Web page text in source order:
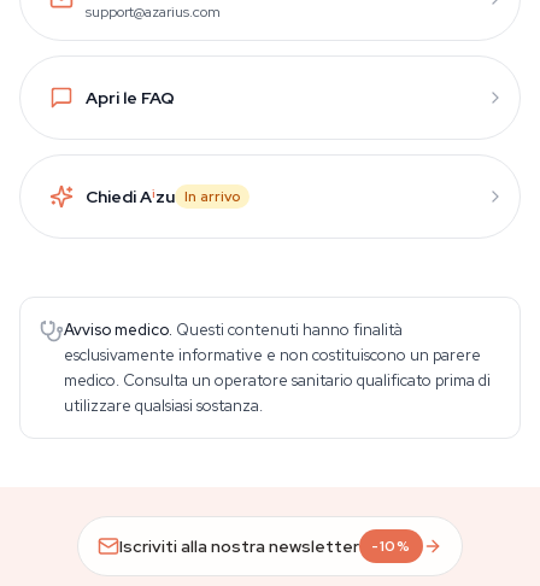
support@azarius.com
Apri le FAQ
Chiedi Aizu In arrivo
Avviso medico. Questi contenuti hanno finalità
esclusivamente informative e non costituiscono un parere
medico. Consulta un operatore sanitario qualificato prima di
utilizzare qualsiasi sostanza.
Iscriviti alla nostra newsletter -10%